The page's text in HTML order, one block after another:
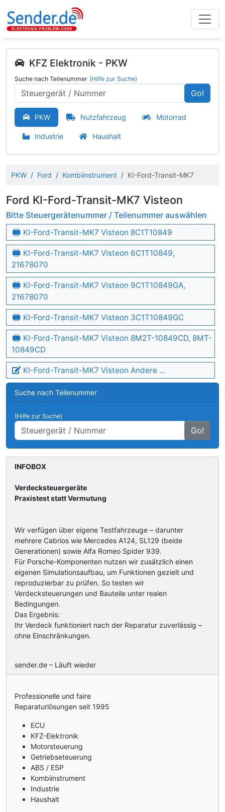
KFZ Elektronik - PKW
Suche nach Teilenummer (Hilfe zur Suche)
Go!
PKW Nutzfahrzeug Motorrad
Industrie Haushalt
PKW Ford Kombiinstrument KI-Ford-Transit-MK7
Ford KI-Ford-Transit-MK7 Visteon
Bitte Steuergerätenummer / Teilenummer auswählen
KI-Ford-Transit-MK7 Visteon 8C1T10849
KI-Ford-Transit-MK7 Visteon 6C1T10849,
21678070
KI-Ford-Transit-MK7 Visteon 9C1T10849GA,
21678070
KI-Ford-Transit-MK7 Visteon 3C1T10849GC
KI-Ford-Transit-MK7 Visteon 8M2T-10849CD, 8MT-
10849CD
KI-Ford-Transit-MK7 Visteon Andere ...
Suche nach Teilenummer
(Hilfe zur Suche)
Go!
INFOBOX
Verdecksteuergeräte
Praxistest statt Vermutung
Wir verfügen über eigene Testfahrzeuge – darunter
mehrere Cabrios wie Mercedes A124, SL129 (beide
Generationen) sowie Alfa Romeo Spider 939.
Für Porsche-Komponenten nutzen wir zusätzlich einen
eigenen Simulationsaufbau, um Funktionen gezielt und
reproduzierbar zu prüfen. So testen wir
Verdecksteuerungen und Bauteile unter realen
Bedingungen.
Das Ergebnis:
Ihr Verdeck funktioniert nach der Reparatur zuverlässig –
ohne Einschränkungen.
sender.de – Läuft wieder
Professionelle und faire
Reparaturlösungen seit 1995
ECU
KFZ-Elektronik
Motorsteuerung
Getriebseteuerung
ABS / ESP
Kombiinstrument
Industrie
Haushalt